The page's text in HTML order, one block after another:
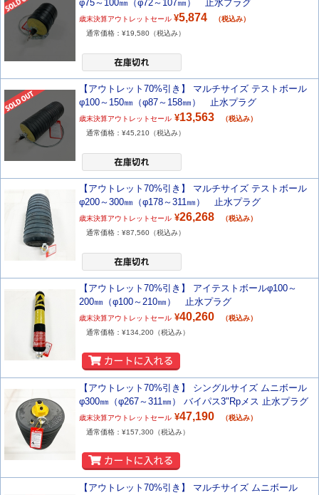
φ75～100㎜（φ72～107㎜） 止水プラグ
歳末決算アウトレットセール ¥5,874
（税込み）
通常価格：¥19,580 （税込み）
【アウトレット70%引き】 マルチサイズ テストボール
φ100～150㎜（φ87～158㎜） 止水プラグ
歳末決算アウトレットセール ¥13,563
（税込み）
通常価格：¥45,210 （税込み）
【アウトレット70%引き】 マルチサイズ テストボール
φ200～300㎜（φ178～311㎜） 止水プラグ
歳末決算アウトレットセール ¥26,268
（税込み）
通常価格：¥87,560 （税込み）
【アウトレット70%引き】 アイテストボールφ100～
200㎜（φ100～210㎜） 止水プラグ
歳末決算アウトレットセール ¥40,260
（税込み）
通常価格：¥134,200 （税込み）
【アウトレット70%引き】 シングルサイズ ムニボール
φ300㎜（φ267～311㎜） バイパス3"Rpメス 止水プラグ
歳末決算アウトレットセール ¥47,190
（税込み）
通常価格：¥157,300 （税込み）
【アウトレット70%引き】 マルチサイズ ムニボール